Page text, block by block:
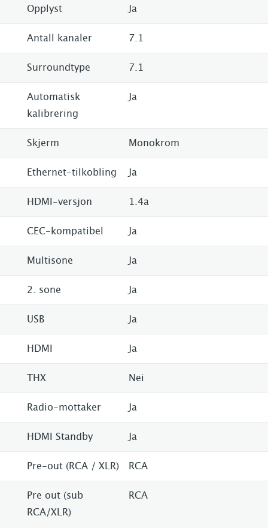
Opplyst Ja
Antall kanaler 7.1
Surroundtype 7.1
Automatisk
kalibrering
Ja
Skjerm Monokrom
Ethernet-tilkobling Ja
HDMI-versjon 1.4a
CEC-kompatibel Ja
Multisone Ja
2. sone Ja
USB Ja
HDMI Ja
THX Nei
Radio-mottaker Ja
HDMI Standby Ja
Pre-out (RCA / XLR) RCA
Pre out (sub
RCA/XLR)
RCA